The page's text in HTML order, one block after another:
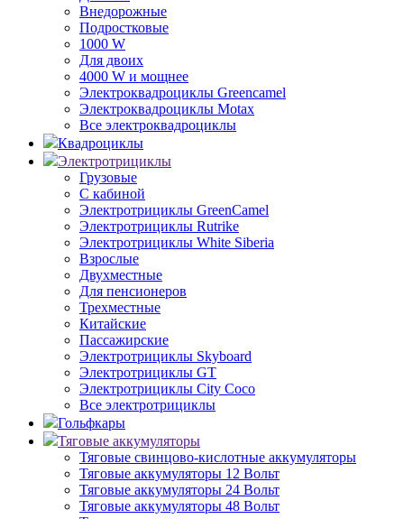
Внедорожные
Подростковые
1000 W
Для двоих
4000 W и мощнее
Электроквадроциклы Greencamel
Электроквадроциклы Motax
Все электроквадроциклы
Квадроциклы
Электротрициклы
Грузовые
С кабиной
Электротрициклы GreenCamel
Электротрициклы Rutrike
Электротрициклы White Siberia
Взрослые
Двухместные
Для пенсионеров
Трехместные
Китайские
Пассажирские
Электротрициклы Skyboard
Электротрициклы GT
Электротрициклы City Coco
Все электротрициклы
Гольфкары
Тяговые аккумуляторы
Тяговые свинцово-кислотные аккумуляторы
Тяговые аккумуляторы 12 Вольт
Тяговые аккумуляторы 24 Вольт
Тяговые аккумуляторы 48 Вольт